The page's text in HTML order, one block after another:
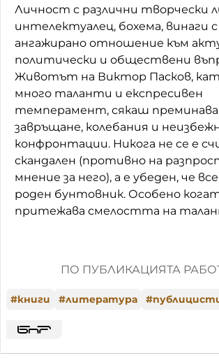
Личност с различни творчески
интелектуалец, бохема, винаги
ангажирано отношение към
политически и обществени
Животът на Виктор Пасков,
много таланти и експресивен
темперамент, сякаш
завръщане, колебания и
конфронтации. Никога не се е
скандален (противно на
мнение за него), а е убеден, че
роден бунтовник. Особено
притежава смелостта на
ПО ПУБЛИКАЦИЯТА
#книги #литература #